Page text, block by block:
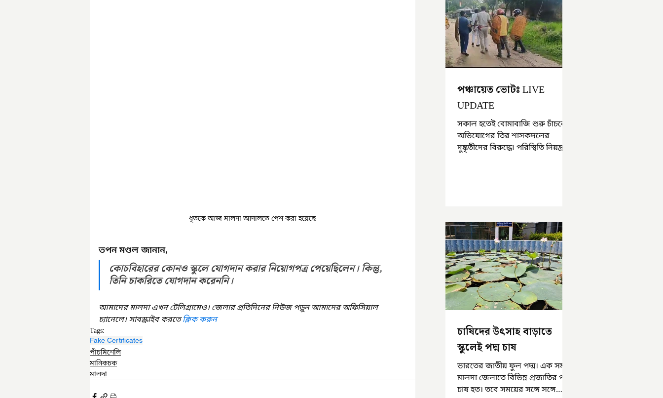
ধৃতকে আজ মালদা আদালতে পেশ করা হয়েছে
তপন মণ্ডল জানান,
কোচবিহারের কোনও স্কুলে যোগদান করার নিয়োগপত্র পেয়েছিলেন। কিন্তু,
তিনি চাকরিতে যোগদান করেননি।
আমাদের মালদা এখন টেলিগ্রামেও। জেলার প্রতিদিনের নিউজ পড়ুন আমাদের অফিসিয়াল
চ্যানেলে। সাবস্ক্রাইব করতে ক্লিক করুন
Tags:
Fake Certificates
পাঁচমিশেলি
মানিকচক
মালদা
পঞ্চায়েত ভোটঃ LIVE
UPDATE
সকাল হতেই বোমাবাজি শুরু চাঁচলে৷
অভিযোগের তির শাসকদলের
দুষ্কৃতীদের বিরুদ্ধে৷ পরিস্থিতি নিয়ন্ত্রণে
চাষিদের উৎসাহ বাড়াতে
স্কুলেই পদ্ম চাষ
ভারতের জাতীয় ফুল পদ্ম। এক সময়
মালদা জেলাতে বিভিন্ন প্রজাতির পদ্ম
চাষ হত। তবে সময়ের সঙ্গে সঙ্গে